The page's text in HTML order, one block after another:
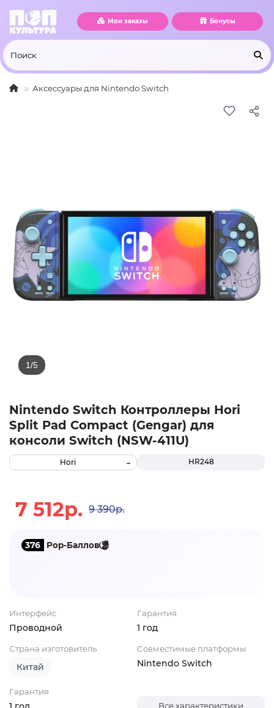
Мои заказы Бонусы
Аксессуары для Nintendo Switch
Nintendo Switch Контроллеры Hori
Split Pad Compact (Gengar) для
консоли Switch (NSW-411U)
HR248
Hori
7 512р. 9 390р.
376 Pop-Баллов
Интерфейс
Проводной
Гарантия
1 год
Страна изготовитель
Китай
Совместимые платформы
Nintendo Switch
Гарантия
Все характеристики